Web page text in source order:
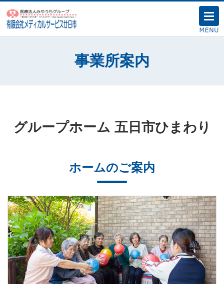
事業所案内
グループホーム 五日市ひまわり
ホームのご案内